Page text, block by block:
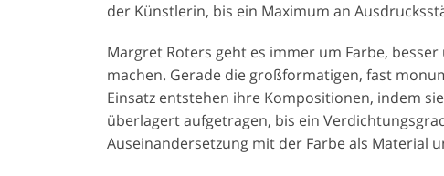
der Künstlerin, bis ein Maximum an
Margret Roters geht es immer um Farbe,
machen. Gerade die großformatigen, fast
Einsatz entstehen ihre Kompositionen, indem
überlagert aufgetragen, bis ein
Auseinandersetzung mit der Farbe als Material